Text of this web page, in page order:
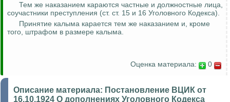
Тем же наказанием караются частные и должностные лица,
соучастники преступления (ст. ст. 15 и 16 Уголовного Кодекса).
Принятие калыма карается тем же наказанием и, кроме
того, штрафом в размере калыма.
Оценка материала: 0
Описание материала: Постановление ВЦИК от
16.10.1924 О дополнениях Уголовного Кодекса